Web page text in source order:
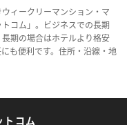
ィークリーマンション・マ
コム」。ビジネスでの長期
期の場合はホテルより格安
も便利です。住所・沿線・地
トコム